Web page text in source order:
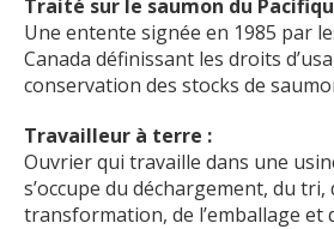
Traité sur le saumon du
Une entente signée en 1985 par
Canada définissant les droits
conservation des stocks de
Travailleur à terre :
Ouvrier qui travaille dans une
s’occupe du déchargement, du tri,
transformation, de l’emballage et